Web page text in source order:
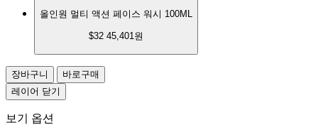
올인원 멀티 액션 페이스 워시 100ML
$32 45,401원
장바구니
바로구매
레이어 닫기
보기 옵션